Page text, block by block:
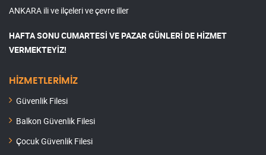
ANKARA ili ve ilçeleri ve çevre iller
HAFTA SONU CUMARTESİ VE PAZAR GÜNLERİ DE HİZMET
VERMEKTEYİZ!
HİZMETLERİMİZ
Güvenlik Filesi
Balkon Güvenlik Filesi
Çocuk Güvenlik Filesi